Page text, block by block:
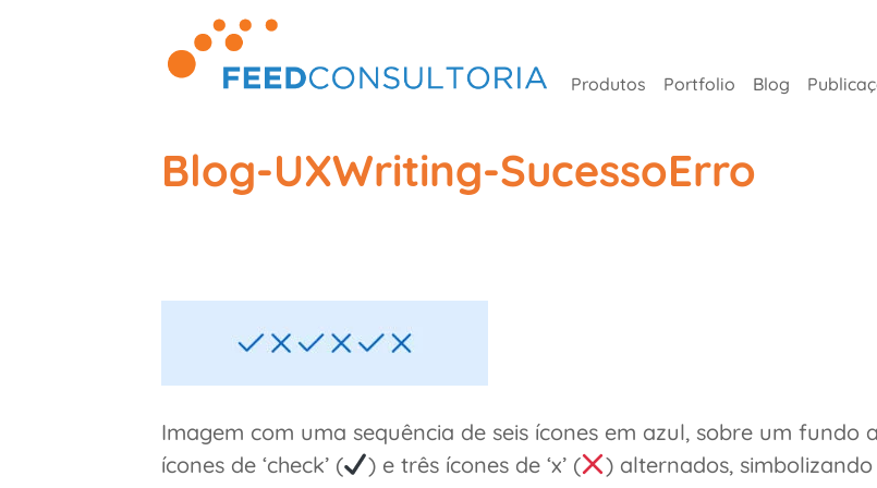
Produtos Portfolio Blog
Blog-UXWriting-SucessoErro
Imagem com uma sequência de seis ícones em azul, sobre um fundo
ícones de ‘check’ (
) e três ícones de ‘x’ ( ) alternados,